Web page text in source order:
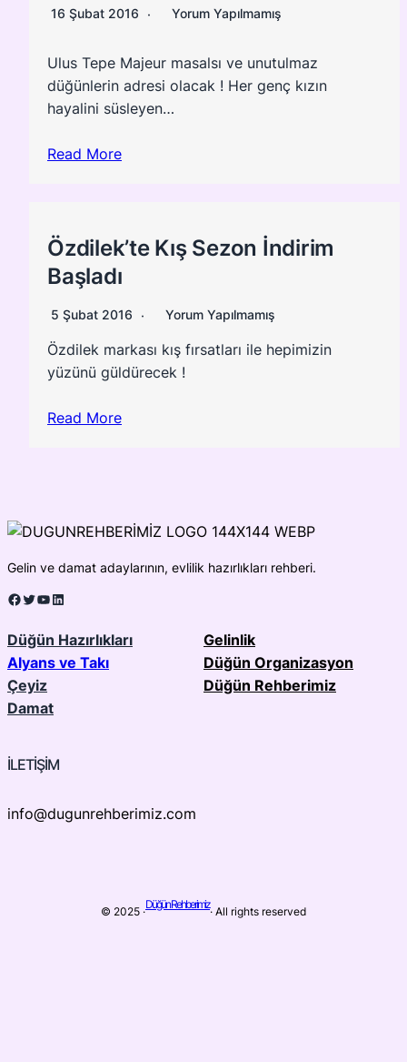
16 Şubat 2016 Yorum Yapılmamış
Ulus Tepe Majeur masalsı ve unutulmaz
düğünlerin adresi olacak ! Her genç kızın
hayalini süsleyen…
Read More
Özdilek’te Kış Sezon İndirim
Başladı
5 Şubat 2016 Yorum Yapılmamış
Özdilek markası kış fırsatları ile hepimizin
yüzünü güldürecek !
Read More
Gelin ve damat adaylarının, evlilik hazırlıkları rehberi.
Facebook Twitter YouTube LinkedIn
Düğün Hazırlıkları
Alyans ve Takı
Çeyiz
Damat
Gelinlik
Düğün Organizasyon
Düğün Rehberimiz
İLETİŞİM
info@dugunrehberimiz.com
© 2025 ·
Düğün Rehberimiz
· All rights reserved